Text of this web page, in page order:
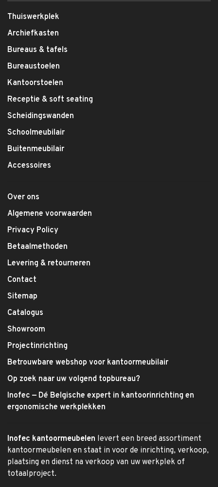
Thuiswerkplek
Archiefkasten
Bureaus & tafels
Bureaustoelen
Kantoorstoelen
Receptie & soft seating
Scheidingswanden
Schoolmeubilair
Buitenmeubilair
Accessoires
Over ons
Algemene voorwaarden
Privacy Policy
Betaalmethoden
Levering & retourneren
Contact
Sitemap
Catalogus
Showroom
Projectinrichting
Betrouwbare webshop voor kantoormeubilair
Op zoek naar uw volgend topbureau?
Inofec — Dé Belgische expert in kantoorinrichting en
ergonomische werkplekken
Inofec kantoormeubelen levert een breed assortiment
kantoormeubelen en staat in voor de inrichting, verkoop,
plaatsing en dienst na verkoop van uw werkplek of
totaalproject.